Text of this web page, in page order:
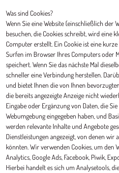
Was sind Cookies?
Wenn Sie eine Website (einschließlich der
besuchen, die Cookies schreibt, wird eine
Computer erstellt. Ein Cookie ist eine
Surfen im Browser Ihres Computers oder
speichert. Wenn Sie das nächste Mal
schneller eine Verbindung herstellen.
und bietet Ihnen die von Ihnen
die bereits angezeigte Anzeige nicht
Eingabe oder Ergänzung von Daten, die
Webumgebung eingegeben haben, und
werden relevante Inhalte und Angebote
Dienstleistungen angezeigt, von denen wir
könnten. Wir verwenden Cookies, um den
Analytics, Google Ads, Facebook, Piwik,
Hierbei handelt es sich um Analysetools,